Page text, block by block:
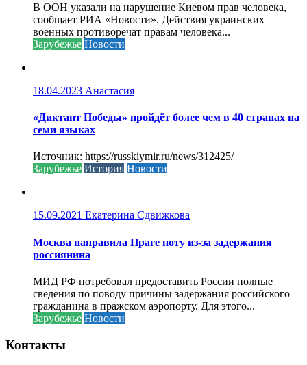
В ООН указали на нарушение Киевом прав человека,
сообщает РИА «Новости». Действия украинских
военных противоречат правам человека...
Зарубежье Новости
18.04.2023 Анастасия
«Диктант Победы» пройдёт более чем в 40 странах на
семи языках
Источник: https://russkiymir.ru/news/312425/
Зарубежье История Новости
15.09.2021 Екатерина Сдвижкова
Москва направила Праге ноту из-за задержания
россиянина
МИД РФ потребовал предоставить России полные
сведения по поводу причины задержания российского
гражданина в пражском аэропорту. Для этого...
Зарубежье Новости
Контакты